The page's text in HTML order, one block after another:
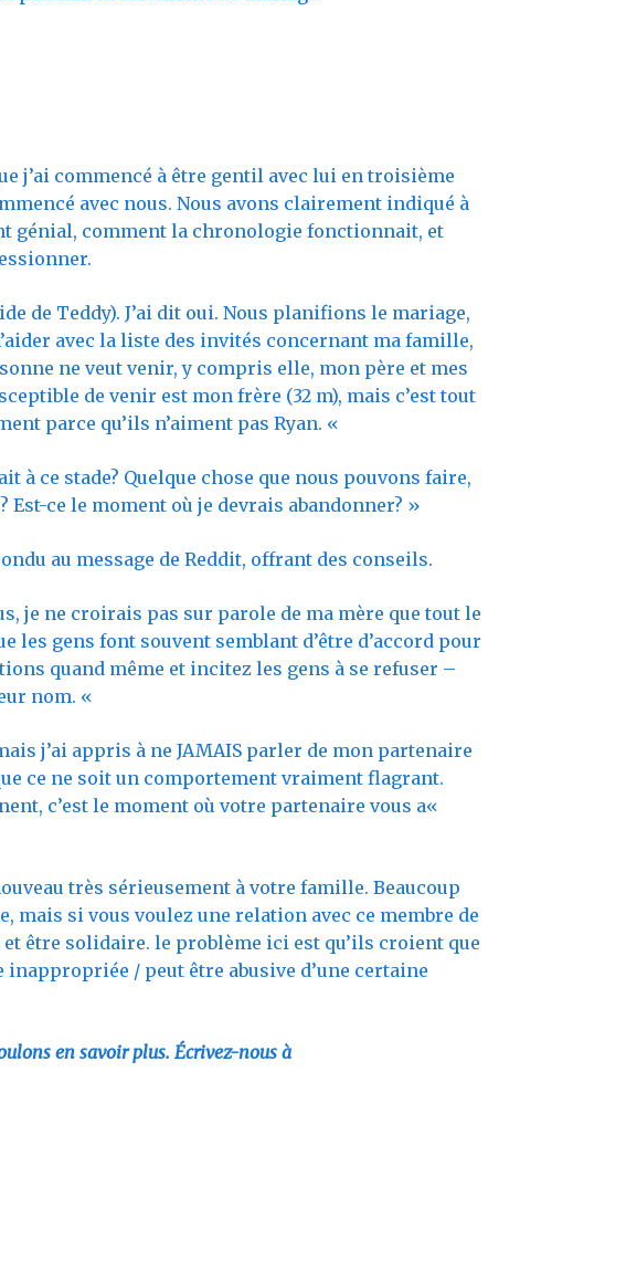
j’ai commencé à être gentil avec lui en troisième
avec nous. Nous avons clairement indiqué à
génial, comment la chronologie fonctionnait, et
de Teddy). J’ai dit oui. Nous planifions le mariage,
avec la liste des invités concernant ma famille,
ne veut venir, y compris elle, mon père et mes
de venir est mon frère (32 m), mais c’est tout
parce qu’ils n’aiment pas Ryan. «
à ce stade? Quelque chose que nous pouvons faire,
Est-ce le moment où je devrais abandonner? »
au message de Reddit, offrant des conseils.
je ne croirais pas sur parole de ma mère que tout le
les gens font souvent semblant d’être d’accord pour
quand même et incitez les gens à se refuser –
nom. «
j’ai appris à ne JAMAIS parler de mon partenaire
ce ne soit un comportement vraiment flagrant.
c’est le moment où votre partenaire vous a«
très sérieusement à votre famille. Beaucoup
mais si vous voulez une relation avec ce membre de
être solidaire. le problème ici est qu’ils croient que
/ peut être abusive d’une certaine
en savoir plus. Écrivez-nous à